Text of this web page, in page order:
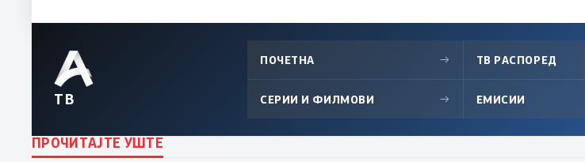
ТВ
ПОЧЕТНА → ТВ РАСПОРЕД
СЕРИИ И ФИЛМОВИ → ЕМИСИИ
ПРОЧИТАЈТЕ УШТЕ